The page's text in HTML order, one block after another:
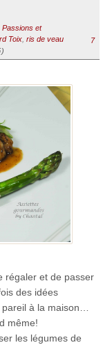
Passions et
Toix, ris de veau
)
7
régaler et de passer
des idées
à la maison…
même!
les légumes de